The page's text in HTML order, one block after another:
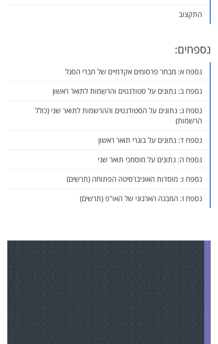
התקצוב
נספחים:
נספח א: מבחר פרסומים אקדמיים של חברי הסגל
נספח ב: נתונים על סטודנטים והרשמות לתואר ראשון
נספח ג: נתונים על הסטודנטים וההרשמות לתואר שני (כולל
הרשמות)
נספח ד: נתונים על בוגרי תואר ראשון
נספח ה: נתונים על מוסמכי תואר שני
נספח ו: מוסדות האוניברסיטה הפתוחה (תרשים)
נספח ז: המבנה הארגוני של האו"פ (תרשים)